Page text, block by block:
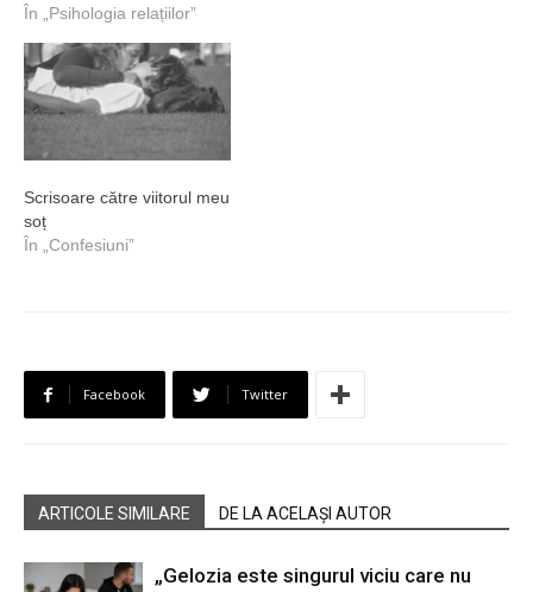
În „Psihologia relațiilor”
Scrisoare către viitorul meu
soț
În „Confesiuni”
Facebook Twitter
ARTICOLE SIMILARE DE LA ACELAȘI AUTOR
„Gelozia este singurul viciu care nu